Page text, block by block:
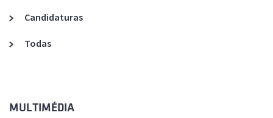
Candidaturas
Todas
MULTIMÉDIA